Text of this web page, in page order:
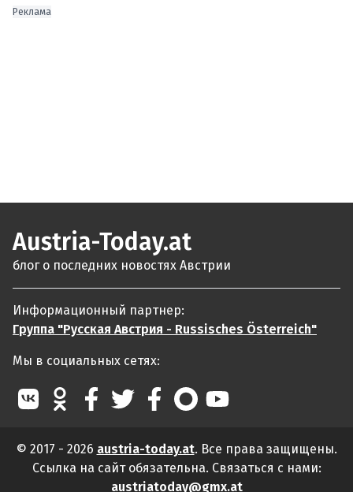
Реклама
Austria-Today.at
блог о последних новостях Австрии
Информационный партнер:
Группа "Русская Австрия - Russisches Österreich"
Мы в социальных сетях:
© 2017 - 2026 austria-today.at. Все права защищены.
Ссылка на сайт обязательна. Связаться с нами:
austriatoday@gmx.at